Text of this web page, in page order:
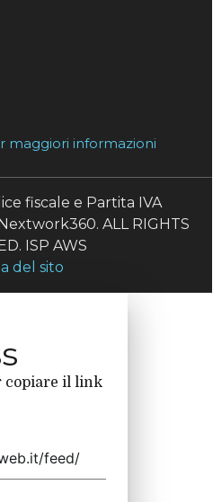
maggiori informazioni
fiscale e Partita IVA
ALL RIGHTS
ISP AWS
del sito
copiare il link